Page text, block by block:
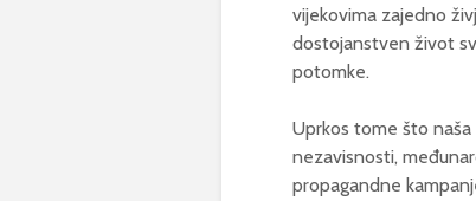
vijekovima zajedno
dostojanstven život
potomke.
Uprkos tome što
nezavisnosti,
propagandne